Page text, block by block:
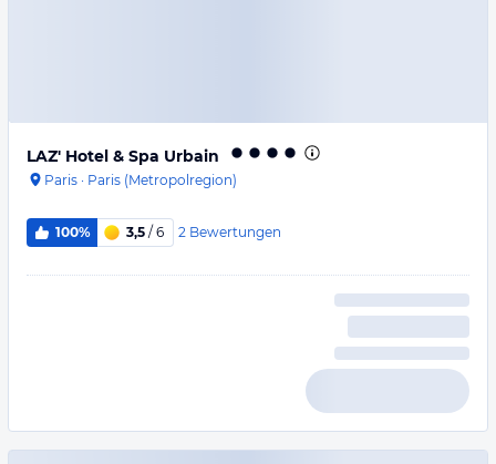
LAZ' Hotel & Spa Urbain
Paris · Paris (Metropolregion)
100% 3,5 / 6 2 Bewertungen